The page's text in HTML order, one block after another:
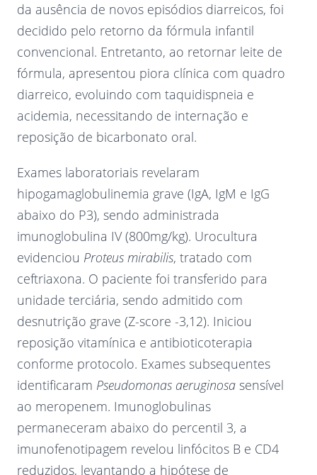
da ausência de novos episódios diarreicos, foi
decidido pelo retorno da fórmula infantil
convencional. Entretanto, ao retornar leite de
fórmula, apresentou piora clínica com quadro
diarreico, evoluindo com taquidispneia e
acidemia, necessitando de internação e
reposição de bicarbonato oral.
Exames laboratoriais revelaram
hipogamaglobulinemia grave (IgA, IgM e IgG
abaixo do P3), sendo administrada
imunoglobulina IV (800mg/kg). Urocultura
evidenciou Proteus mirabilis, tratado com
ceftriaxona. O paciente foi transferido para
unidade terciária, sendo admitido com
desnutrição grave (Z-score -3,12). Iniciou
reposição vitamínica e antibioticoterapia
conforme protocolo. Exames subsequentes
identificaram Pseudomonas aeruginosa sensível
ao meropenem. Imunoglobulinas
permaneceram abaixo do percentil 3, a
imunofenotipagem revelou linfócitos B e CD4
reduzidos, levantando a hipótese de